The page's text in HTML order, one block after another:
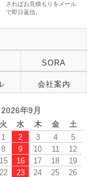
さればお見積もりをメール
で即日返信。
SORA
会社案内
2026年9月
火 水 木 金
土
1
2 3 4
5
8 9 10 11
12
15 16 17 18
19
22 23 24 25
26